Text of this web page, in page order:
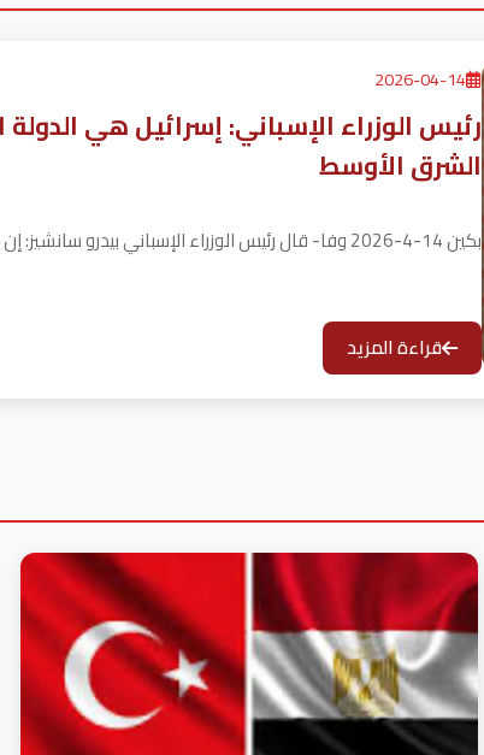
2026-04-14
رئيس الوزراء الإسباني: إسرائيل هي
الشرق الأوسط
بكين 14-4-2026 وفا- قال رئيس الوزراء الإسباني بيدرو سانشيز: إن إسرائيل هي الدولة الوحيدة التي تنتهك الشرعية...
قراءة المزيد